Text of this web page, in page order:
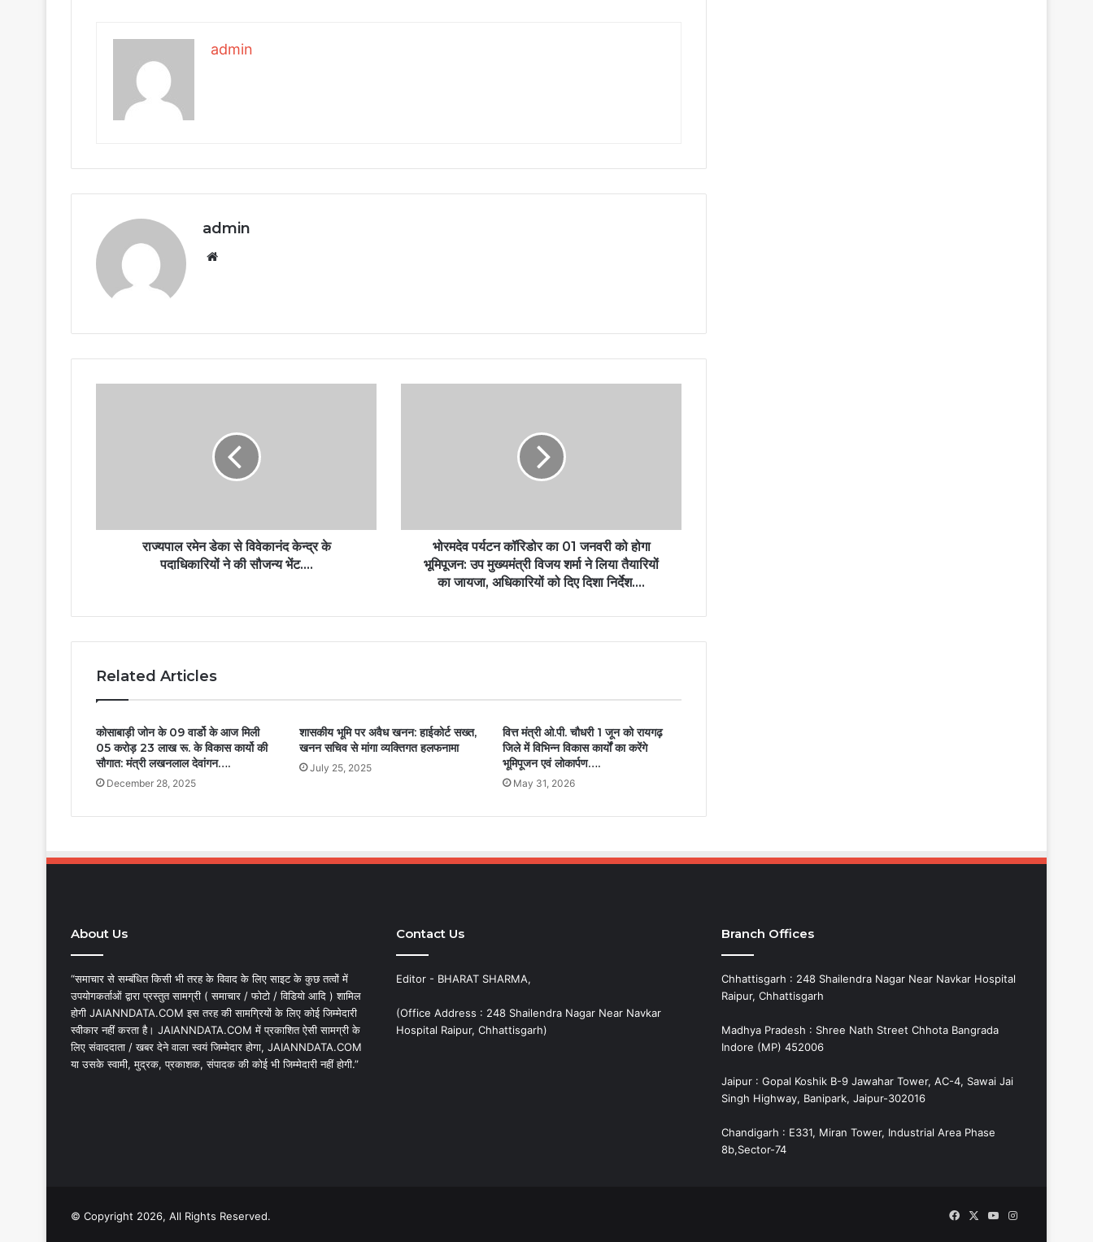
admin
admin
राज्यपाल रमेन डेका से विवेकानंद केन्द्र के
पदाधिकारियों ने की सौजन्य भेंट….
भोरमदेव पर्यटन कॉरिडोर का 01 जनवरी को होगा
भूमिपूजन: उप मुख्यमंत्री विजय शर्मा ने लिया तैयारियों
का जायजा, अधिकारियों को दिए दिशा निर्देश….
Related Articles
कोसाबाड़ी जोन के 09 वार्डो के आज मिली
05 करोड़ 23 लाख रू. के विकास कार्यो की
सौगात: मंत्री लखनलाल देवांगन….
December 28, 2025
शासकीय भूमि पर अवैध खनन: हाईकोर्ट सख्त,
खनन सचिव से मांगा व्यक्तिगत हलफनामा
July 25, 2025
वित्त मंत्री ओ.पी. चौधरी 1 जून को रायगढ़
जिले में विभिन्न विकास कार्यों का करेंगे
भूमिपूजन एवं लोकार्पण….
May 31, 2026
About Us
“समाचार से सम्बंधित किसी भी तरह के विवाद के लिए साइट के कुछ तत्वों में
उपयोगकर्ताओं द्वारा प्रस्तुत सामग्री ( समाचार / फोटो / विडियो आदि ) शामिल
होगी JAIANNDATA.COM इस तरह की सामग्रियों के लिए कोई जिम्मेदारी
स्वीकार नहीं करता है। JAIANNDATA.COM में प्रकाशित ऐसी सामग्री के
लिए संवाददाता / खबर देने वाला स्वयं जिम्मेदार होगा, JAIANNDATA.COM
या उसके स्वामी, मुद्रक, प्रकाशक, संपादक की कोई भी जिम्मेदारी नहीं होगी.”
Contact Us
Editor - BHARAT SHARMA,
(Office Address : 248 Shailendra Nagar Near Navkar
Hospital Raipur, Chhattisgarh)
Branch Offices
Chhattisgarh : 248 Shailendra Nagar Near Navkar Hospital
Raipur, Chhattisgarh
Madhya Pradesh : Shree Nath Street Chhota Bangrada
Indore (MP) 452006
Jaipur : Gopal Koshik B-9 Jawahar Tower, AC-4, Sawai Jai
Singh Highway, Banipark, Jaipur-302016
Chandigarh : E331, Miran Tower, Industrial Area Phase
8b,Sector-74
© Copyright 2026, All Rights Reserved. Facebook
X YouTubeInstagram